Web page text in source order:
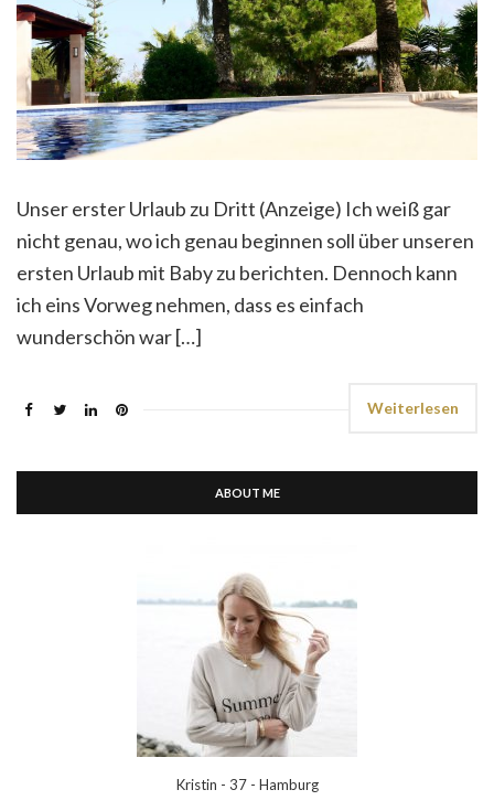
Unser erster Urlaub zu Dritt (Anzeige) Ich weiß gar
nicht genau, wo ich genau beginnen soll über unseren
ersten Urlaub mit Baby zu berichten. Dennoch kann
ich eins Vorweg nehmen, dass es einfach
wunderschön war […]
Weiterlesen
ABOUT ME
Kristin - 37 - Hamburg